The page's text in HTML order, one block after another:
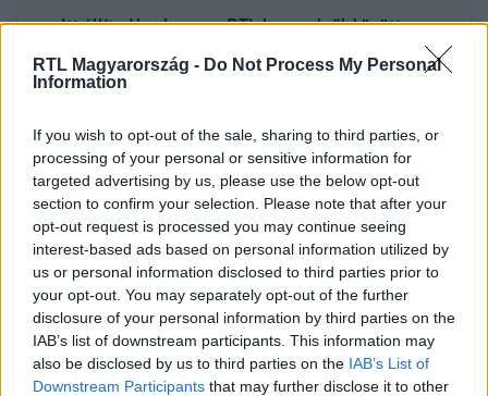
RTL Magyarország - Do Not Process My Personal
Information
If you wish to opt-out of the sale, sharing to third parties, or
processing of your personal or sensitive information for
targeted advertising by us, please use the below opt-out
section to confirm your selection. Please note that after your
opt-out request is processed you may continue seeing
interest-based ads based on personal information utilized by
us or personal information disclosed to third parties prior to
your opt-out. You may separately opt-out of the further
disclosure of your personal information by third parties on the
IAB’s list of downstream participants. This information may
also be disclosed by us to third parties on the IAB’s List of
Downstream Participants that may further disclose it to other
Itt állítsd be, hogy az RTL.hu az elsők között
Kövess minket, és értesülj a friss hírekről a
Facebookon is!